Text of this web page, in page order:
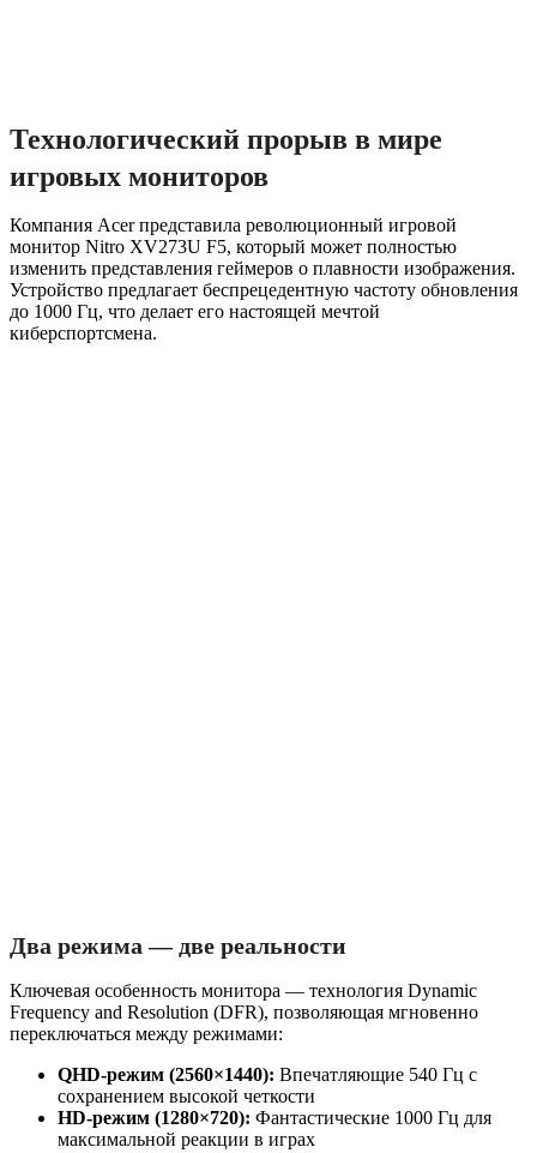
Технологический прорыв в мире
игровых мониторов
Компания Acer представила революционный игровой
монитор Nitro XV273U F5, который может полностью
изменить представления геймеров о плавности изображения.
Устройство предлагает беспрецедентную частоту обновления
до 1000 Гц, что делает его настоящей мечтой
киберспортсмена.
Два режима — две реальности
Ключевая особенность монитора — технология Dynamic
Frequency and Resolution (DFR), позволяющая мгновенно
переключаться между режимами:
QHD-режим (2560×1440): Впечатляющие 540 Гц с
сохранением высокой четкости
HD-режим (1280×720): Фантастические 1000 Гц для
максимальной реакции в играх